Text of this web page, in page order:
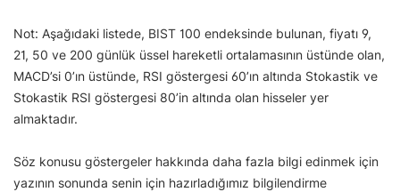
Not: Aşağıdaki listede, BIST 100 endeksinde bulunan, fiyatı 9,
21, 50 ve 200 günlük üssel hareketli ortalamasının üstünde olan,
MACD’si 0’ın üstünde, RSI göstergesi 60’ın altında Stokastik ve
Stokastik RSI göstergesi 80’in altında olan hisseler yer
almaktadır.
Söz konusu göstergeler hakkında daha fazla bilgi edinmek için
yazının sonunda senin için hazırladığımız bilgilendirme